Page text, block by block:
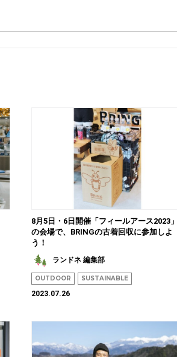
8月5日・6日開催「フィールアース2023
の会場で、BRINGの古着回収に参加しよ
う！
ランドネ 編集部
OUTDOOR SUSTAINABLE
2023.07.26